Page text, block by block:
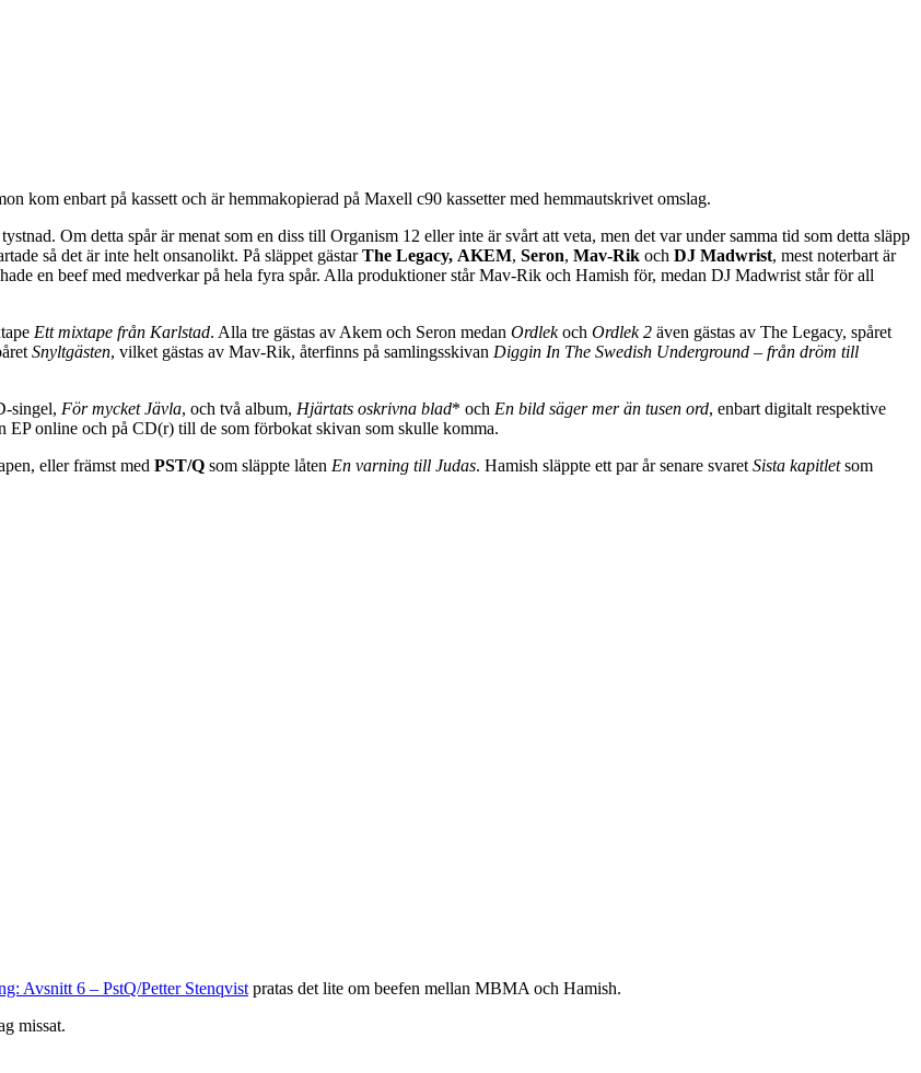
kom enbart på kassett och är hemmakopierad på Maxell c90 kassetter med hemmautskrivet omslag.
Om detta spår är menat som en diss till Organism 12 eller inte är svårt att veta, men det var under samma tid som detta släpp
så det är inte helt onsanolikt. På släppet gästarThe Legacy, AKEM, Seron, Mav-Rik och DJ Madwrist, mest noterbart är
en beef med medverkar på hela fyra spår. Alla produktioner står Mav-Rik och Hamish för, medan DJ Madwrist står för all
Ett mixtape från Karlstad. Alla tre gästas av Akem och Seron medan Ordlekoch Ordlek 2 även gästas av The Legacy, spåret
Snyltgästen, vilket gästas av Mav-Rik, återfinns på samlingsskivan Diggin In The Swedish Underground – från dröm till
singel, För mycket Jävla, och två album, Hjärtats oskrivna blad* och En bild säger mer än tusen ord, enbart digitalt respektive
online och på CD(r) till de som förbokat skivan som skulle komma.
eller främst med PST/Q som släppte låten En varning till Judas. Hamish släppte ett par år senare svaret Sista kapitletsom
Avsnitt 6 – PstQ/Petter Stenqvist pratas det lite om beefen mellan MBMA och Hamish.
missat.